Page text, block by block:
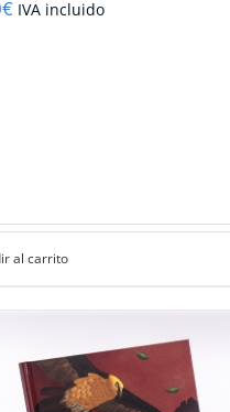
€ IVA incluido
al carrito